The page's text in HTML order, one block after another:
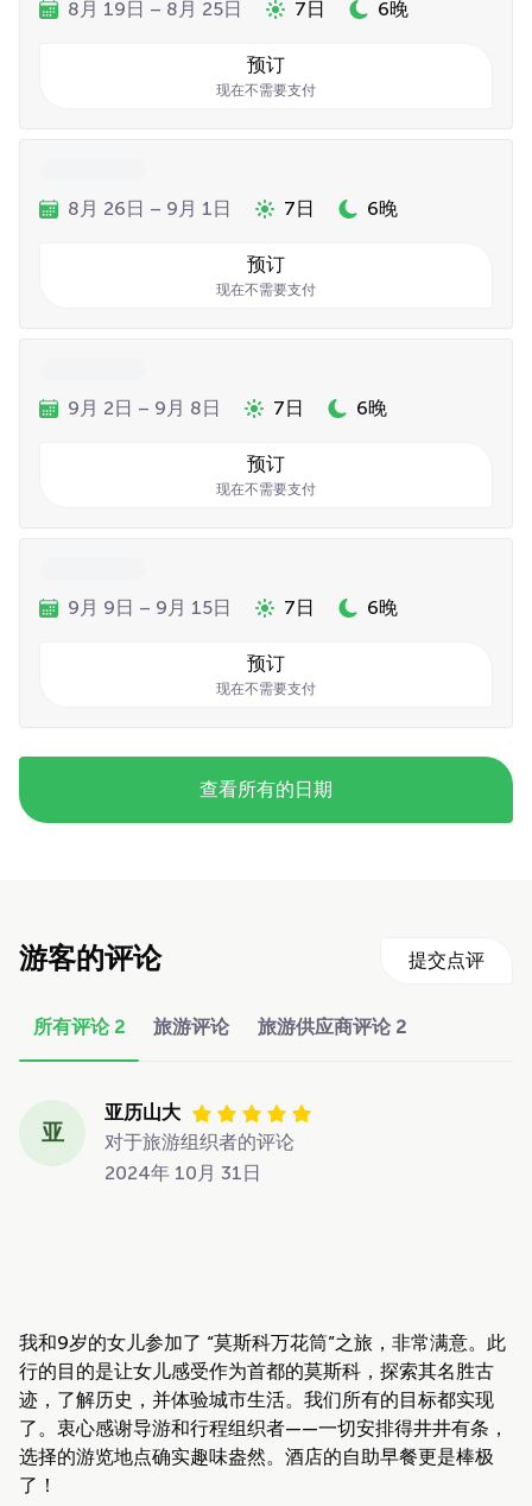
8月 19日 – 8月 25日 7日 6晚
预订
现在不需要支付
8月 26日 – 9月 1日 7日 6晚
预订
现在不需要支付
9月 2日 – 9月 8日 7日 6晚
预订
现在不需要支付
9月 9日 – 9月 15日 7日 6晚
预订
现在不需要支付
查看所有的日期
游客的评论 提交点评
所有评论 2 旅游评论 旅游供应商评论 2
亚
亚历山大
对于旅游组织者的评论
2024年 10月 31日
我和9岁的女儿参加了 “莫斯科万花筒”之旅，非常满意。此
行的目的是让女儿感受作为首都的莫斯科，探索其名胜古
迹，了解历史，并体验城市生活。我们所有的目标都实现
了。衷心感谢导游和行程组织者——一切安排得井井有条，
选择的游览地点确实趣味盎然。酒店的自助早餐更是棒极
了！